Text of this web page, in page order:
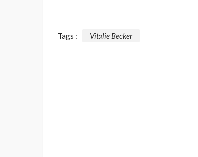
Tags : Vitalie Becker